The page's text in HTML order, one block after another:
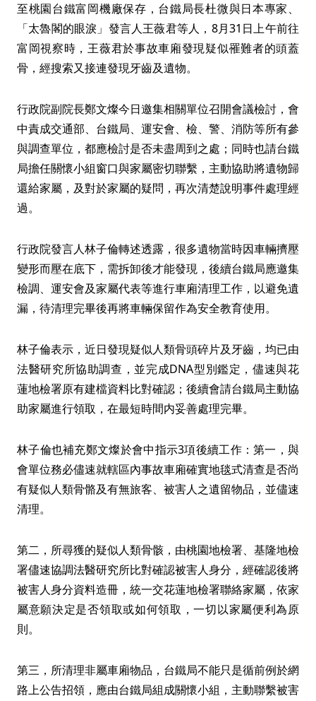
至桃園台鐵富岡機廠保存，台鐵局長杜微與日本專家、
「太魯閣的眼淚」發言人王薇君等人，8月31日上午前往
富岡視察時，王薇君於事故車廂發現疑似罹難者的頭蓋
骨，經搜索又接連發現牙齒及遺物。
行政院副院長鄭文燦今日邀集相關單位召開會議檢討，會
中責成交通部、台鐵局、運安會、檢、警、消防等所有參
與調查單位，都應檢討是否未盡周到之處；同時也請台鐵
局擔任關懷小組窗口與家屬密切聯繫，主動協助將遺物歸
還給家屬，及對於家屬的疑問，再次清楚說明事件處理經
過。
行政院發言人林子倫轉述透露，很多遺物當時因車輛擠壓
變形而壓在底下，需拆卸後才能發現，後續台鐵局應邀集
檢調、運安會及家屬代表等進行車廂清理工作，以避免遺
漏，待清理完畢後再將車輛保留作為安全教育使用。
林子倫表示，近日發現疑似人類骨頭碎片及牙齒，均已由
法醫研究所協助調查，並完成DNA型別鑑定，儘速與花
蓮地檢署原有建檔資料比對確認；後續會請台鐵局主動協
助家屬進行領取，在最短時間内妥善處理完畢。
林子倫也補充鄭文燦於會中指示3項後續工作：第一，與
會單位務必儘速就轄區內事故車廂確實地毯式清查是否尚
有疑似人類骨骼及有無旅客、被害人之遺留物品，並儘速
清理。
第二，所尋獲的疑似人類骨骸，由桃園地檢署、基隆地檢
署儘速協調法醫研究所比對確認被害人身分，經確認後將
被害人身分資料造冊，統一交花蓮地檢署聯絡家屬，依家
屬意願決定是否領取或如何領取，一切以家屬便利為原
則。
第三，所清理非屬車廂物品，台鐵局不能只是循前例於網
路上公告招領，應由台鐵局組成關懷小組，主動聯繫被害